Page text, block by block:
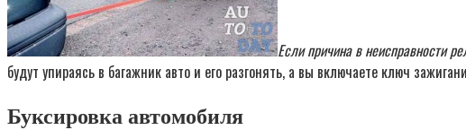
Если причина в неисправности
будут упираясь в багажник авто и его разгонять, а вы включаете ключ
Буксировка автомобиля